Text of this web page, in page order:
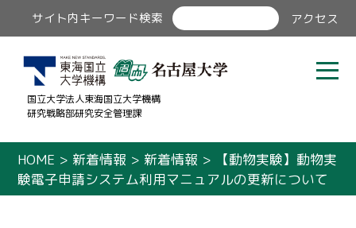
サイト内キーワード検索 アクセス
国立大学法人東海国立大学機構
研究戦略部研究安全管理課
HOME > 新着情報 > 新着情報 >
【動物実験】動物実
験電子申請システム利用マニュアルの更新について